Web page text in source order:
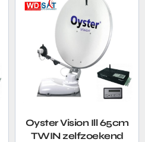
Oyster Vision Ill 65cm
TWIN zelfzoekend